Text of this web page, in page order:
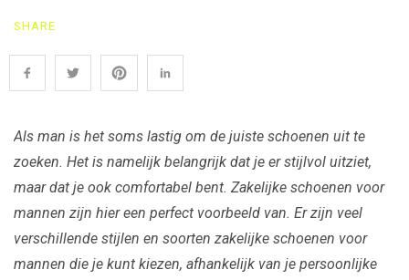
SHARE
Als man is het soms lastig om de juiste schoenen uit te
zoeken. Het is namelijk belangrijk dat je er stijlvol uitziet,
maar dat je ook comfortabel bent. Zakelijke schoenen voor
mannen zijn hier een perfect voorbeeld van. Er zijn veel
verschillende stijlen en soorten zakelijke schoenen voor
mannen die je kunt kiezen, afhankelijk van je persoonlijke